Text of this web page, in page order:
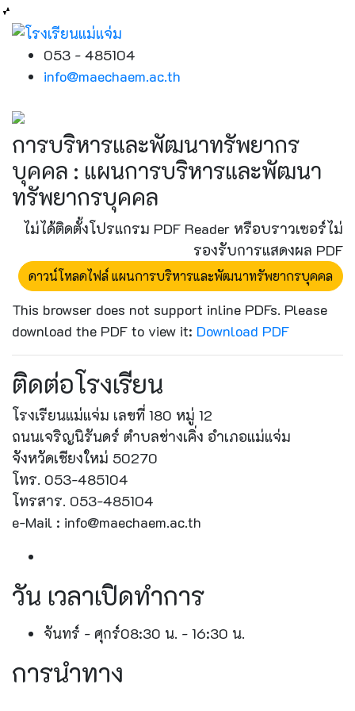
053 - 485104
info@maechaem.ac.th
การบริหารและพัฒนาทรัพยากร
บุคคล : แผนการบริหารและพัฒนา
ทรัพยากรบุคคล
ไม่ได้ติดตั้งโปรแกรม PDF Reader หรือบราวเซอร์ไม่
รองรับการแสดงผล PDF
ดาวน์โหลดไฟล์ แผนการบริหารและพัฒนาทรัพยากรบุคคล
This browser does not support inline PDFs. Please
download the PDF to view it: Download PDF
ติดต่อโรงเรียน
โรงเรียนแม่แจ่ม เลขที่ 180 หมู่ 12
ถนนเจริญนิรันดร์ ตำบลช่างเคิ่ง อำเภอแม่แจ่ม
จังหวัดเชียงใหม่ 50270
โทร. 053-485104
โทรสาร. 053-485104
e-Mail : info@maechaem.ac.th
วัน เวลาเปิดทำการ
จันทร์ - ศุกร์08:30 น. - 16:30 น.
การนำทาง